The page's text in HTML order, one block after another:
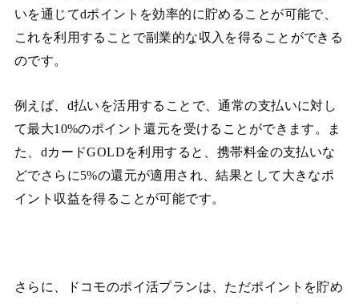
いを通じてdポイントを効率的に貯めることが可能で、
これを利用することで副業的な収入を得ることができる
のです。
例えば、d払いを活用することで、通常の支払いに対し
て最大10%のポイント還元を受けることができます。ま
た、dカードGOLDを利用すると、携帯料金の支払いな
どでさらに5%の還元が適用され、結果として大きなポ
イント収益を得ることが可能です。
さらに、ドコモのポイ活プランは、ただポイントを貯め